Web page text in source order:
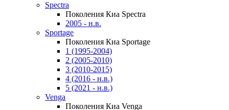
Spectra
Поколения Киа Spectra
2005 - н.в.
Sportage
Поколения Киа Sportage
1 (1995-2004)
2 (2005-2010)
3 (2010-2015)
4 (2016 - н.в.)
5 (2021 - н.в.)
Venga
Поколения Киа Venga